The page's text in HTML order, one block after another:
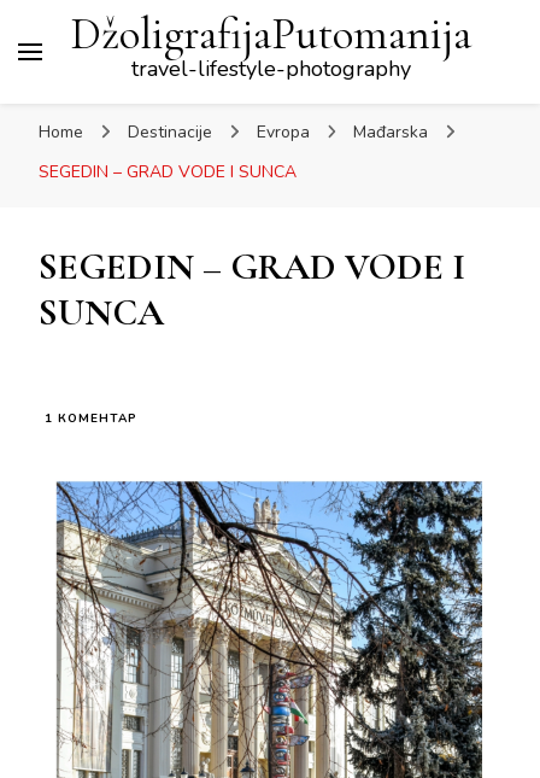
DžoligrafijaPutomanija
travel-lifestyle-photography
Home Destinacije Evropa
Mađarska
SEGEDIN – GRAD VODE I SUNCA
SEGEDIN – GRAD VODE I
SUNCA
1 КОМЕНТАР
GRAD
VODE
I
SUNCA